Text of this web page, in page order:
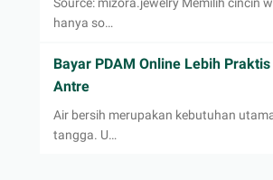
hanya so…
Bayar PDAM Online Lebih
Antre
Air bersih merupakan kebutuhan
tangga. U…